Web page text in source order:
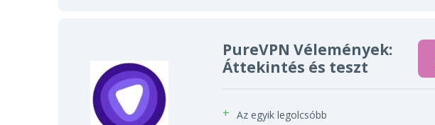
PureVPN Vélemények:
Áttekintés és teszt
Az egyik legolcsóbb